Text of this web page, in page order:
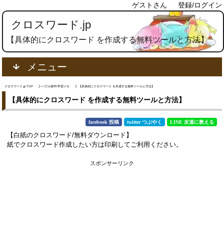
ゲストさん 登録/ログイン
クロスワード.jp
【具体的にクロスワード を作成する無料ツールと方法】
メニュー
クロスワード.jp TOP パズル雑学/学習メモ 【具体的にクロスワード を作成する無料ツールと方法】
【具体的にクロスワード を作成する無料ツールと方法】
facebook 投稿 twitter つぶやく LINE 友達に教える
【白紙のクロスワード/無料ダウンロード】
紙でクロスワード作成したい方は印刷してご利用ください。
スポンサーリンク